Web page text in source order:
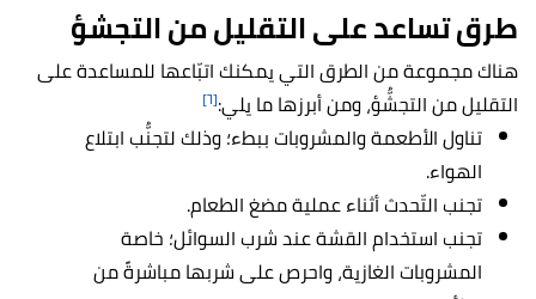
طرق تساعد على التقليل من التجشؤ
هناك مجموعة من الطرق التي يمكنك اتبّاعها للمساعدة على
التقليل من التجشُّؤ، ومن أبرزها ما يلي:[٦]
تناول الأطعمة والمشروبات ببطء؛ وذلك لتجنُّب ابتلاع
الهواء.
تجنب التّحدث أثناء عملية مضغ الطعام.
تجنب استخدام القشة عند شرب السوائل؛ خاصة
المشروبات الغازية، واحرص على شربها مباشرةً من